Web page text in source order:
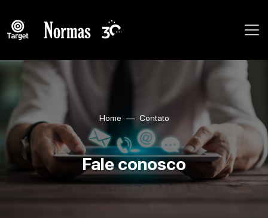
Home Contato
Fale conosco